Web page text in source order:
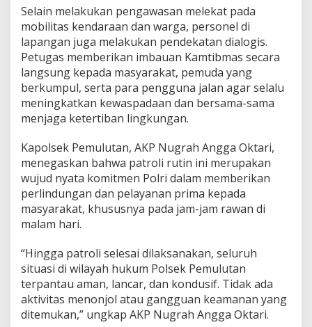
M
a
l
a
m
A
t
i
s
p
a
s
i
G
a
u
a
n
K
a
m
Selain melakukan pengawasan melekat pada
mobilitas kendaraan dan warga, personel di
lapangan juga melakukan pendekatan dialogis.
Petugas memberikan imbauan Kamtibmas secara
langsung kepada masyarakat, pemuda yang
berkumpul, serta para pengguna jalan agar selalu
meningkatkan kewaspadaan dan bersama-sama
menjaga ketertiban lingkungan.
Kapolsek Pemulutan, AKP Nugrah Angga Oktari,
menegaskan bahwa patroli rutin ini merupakan
wujud nyata komitmen Polri dalam memberikan
perlindungan dan pelayanan prima kepada
masyarakat, khususnya pada jam-jam rawan di
malam hari.
“Hingga patroli selesai dilaksanakan, seluruh
situasi di wilayah hukum Polsek Pemulutan
terpantau aman, lancar, dan kondusif. Tidak ada
aktivitas menonjol atau gangguan keamanan yang
ditemukan,” ungkap AKP Nugrah Angga Oktari.